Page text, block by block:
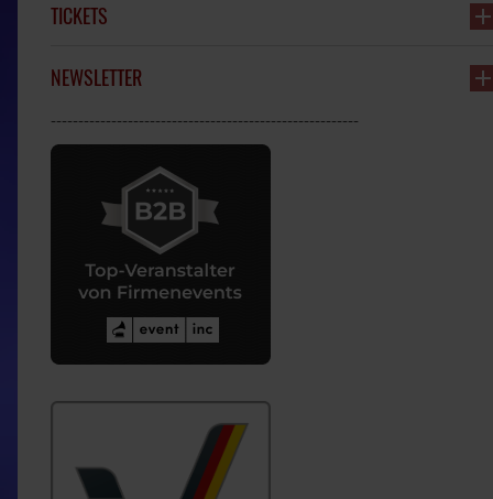
TICKETS
NEWSLETTER
--------------------------------------------------------